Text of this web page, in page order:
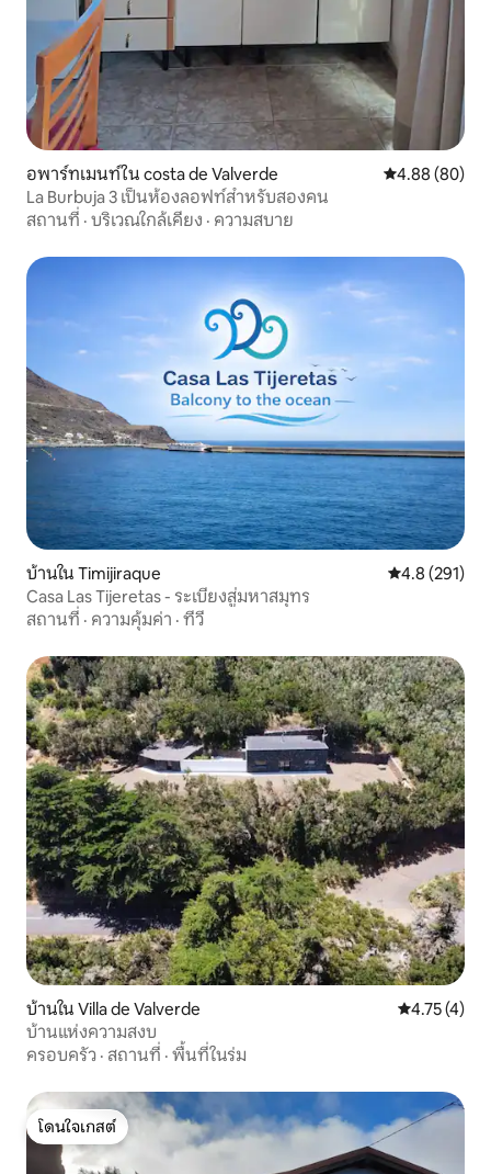
อพาร์ทเมนท์ใน costa de Valverde คะแนนเฉลี่ย
4.88 (80)
La Burbuja 3 เป็นห้องลอฟท์สำหรับสองคน
สถานที่ · บริเวณใกล้เคียง · ความสบาย
บ้านใน Timijiraque คะแนนเฉลี่ย
4.8 (291)
Casa Las Tijeretas - ระเบียงสู่มหาสมุทร
สถานที่ · ความคุ้มค่า · ทีวี
บ้านใน Villa de Valverde คะแนนเฉลี่ย
4.75 (4)
บ้านแห่งความสงบ
ครอบครัว · สถานที่ · พื้นที่ในร่ม
โดนใจเกสต์
โดนใจเกสต์